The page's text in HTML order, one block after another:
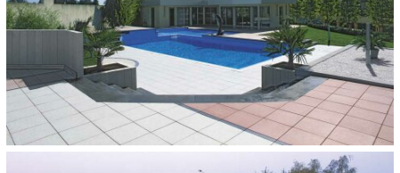
Objektfarbe Portofino
40 x 40 cm